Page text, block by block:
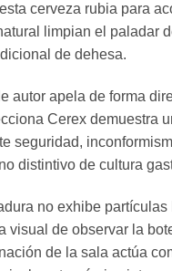
cerveza rubia para
limpian el paladar
de dehesa.
autor apela de forma
Cerex demuestra
seguridad,
distintivo de cultura
no exhibe
visual de observar la
de la sala actúa